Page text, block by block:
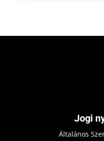
Jogi
Általános